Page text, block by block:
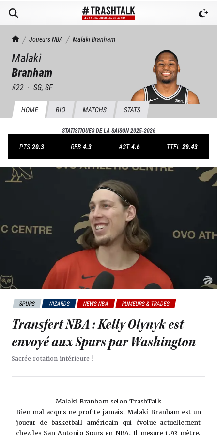
TrashTalk Actu NBA
Joueurs NBA MalakiBranham
Malaki
Branham
#22 · SG, SF
HOME BIO MATCHS STATS
STATISTIQUES DE LA SAISON2025-2026
PTS 20.3 REB 4.3 AST 4.6 TTFL 29.43
SPURS WIZARDS NEWS NBA RUMEURS & TRADES
Transfert NBA : Kelly Olynyk est
envoyé aux Spurs par Washington
Sacrée rotation intérieure !
Malaki Branham selon TrashTalk
Bien mal acquis ne profite jamais. Malaki Branham est un
joueur de basketball américain qui évolue actuellement
chez les San Antonio Spurs en NBA. Il mesure 1,93 mètre,